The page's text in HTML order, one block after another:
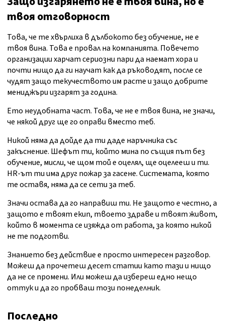
твоя отговорност
Това, че те хвърлиха в дълбокото без обучение, не е
твоя вина. Това е провал на компанията. Повечето
организации харчат сериозни пари да наемат хора и
почти нищо да ги научат как да ръководят, после се
чудят защо текучеството им расте и защо добрите
мениджъри изгарят за година.
Ето неудобната част. Това, че не е твоя вина, не значи,
че някой друг ще го оправи вместо теб.
Никой няма да дойде да ти даде наръчника със
закъснение. Шефът ти, който мина по същия път без
обучение, мисли, че щом той е оцелял, ще оцелееш и ти.
HR-ът ти има друг пожар за гасене. Системата, която
те оставя, няма да се сети за теб.
Значи остава да го направиш ти. Не защото е честно, а
защото е твоят екип, твоето здраве и твоят живот,
който в момента се изяжда от работа, за която никой
не те подготви.
Знанието без действие е просто интересен разговор.
Можеш да прочетеш десет статии като тази и нищо
да не се промени. Или можеш да избереш едно нещо
оттук и да го пробваш този понеделник.
Последно